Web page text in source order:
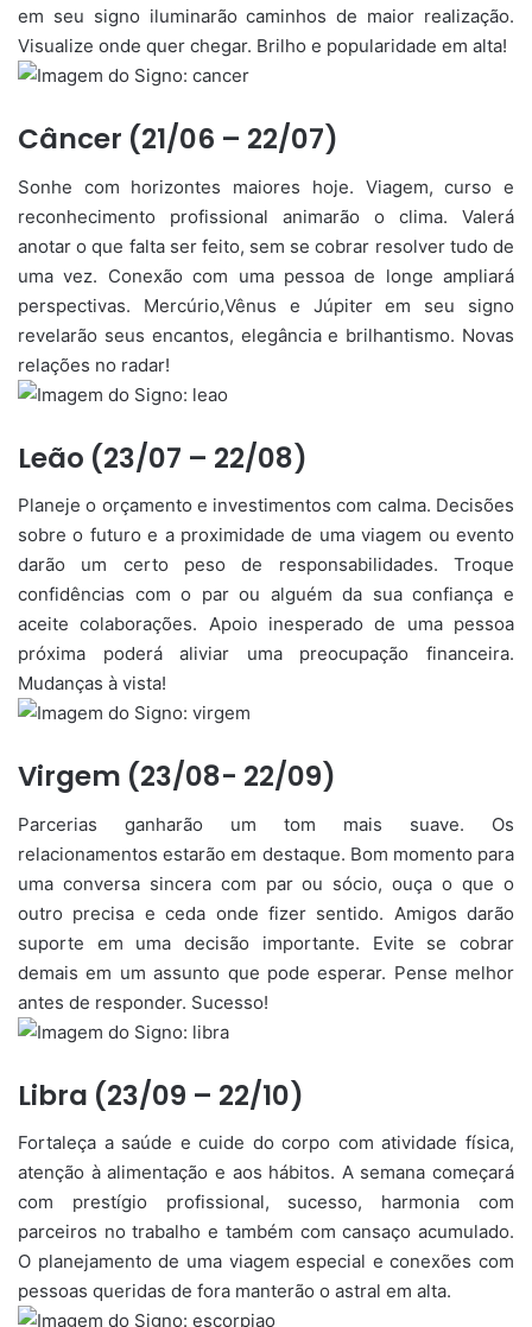
em seu signo iluminarão caminhos de maior realização.
Visualize onde quer chegar. Brilho e popularidade em alta!
Câncer (21/06 – 22/07)
Sonhe com horizontes maiores hoje. Viagem, curso e
reconhecimento profissional animarão o clima. Valerá
anotar o que falta ser feito, sem se cobrar resolver tudo de
uma vez. Conexão com uma pessoa de longe ampliará
perspectivas. Mercúrio,Vênus e Júpiter em seu signo
revelarão seus encantos, elegância e brilhantismo. Novas
relações no radar!
Leão (23/07 – 22/08)
Planeje o orçamento e investimentos com calma. Decisões
sobre o futuro e a proximidade de uma viagem ou evento
darão um certo peso de responsabilidades. Troque
confidências com o par ou alguém da sua confiança e
aceite colaborações. Apoio inesperado de uma pessoa
próxima poderá aliviar uma preocupação financeira.
Mudanças à vista!
Virgem (23/08- 22/09)
Parcerias ganharão um tom mais suave. Os
relacionamentos estarão em destaque. Bom momento para
uma conversa sincera com par ou sócio, ouça o que o
outro precisa e ceda onde fizer sentido. Amigos darão
suporte em uma decisão importante. Evite se cobrar
demais em um assunto que pode esperar. Pense melhor
antes de responder. Sucesso!
Libra (23/09 – 22/10)
Fortaleça a saúde e cuide do corpo com atividade física,
atenção à alimentação e aos hábitos. A semana começará
com prestígio profissional, sucesso, harmonia com
parceiros no trabalho e também com cansaço acumulado.
O planejamento de uma viagem especial e conexões com
pessoas queridas de fora manterão o astral em alta.